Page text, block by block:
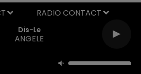
Dis-Le
ANGELE
RADIO CONTACT